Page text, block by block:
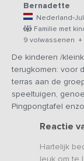
Bernadette
Nederland-
Familie met
9 volwassenen
De kinderen /
terugkomen: voor
terras aan de
speeltuigen,
Pingpongtafel
Reactie
Hartelijk